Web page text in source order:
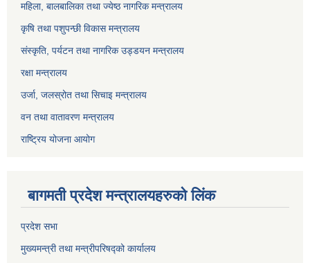
महिला, बालबालिका तथा ज्येष्ठ नागरिक मन्त्रालय
कृषि तथा पशुपन्छी विकास मन्त्रालय
संस्कृति, पर्यटन तथा नागरिक उड्डयन मन्त्रालय
रक्षा मन्त्रालय
उर्जा, जलस्रोत तथा सिचाइ मन्त्रालय
वन तथा वातावरण मन्त्रालय
राष्ट्रिय योजना आयोग
बागमती प्रदेश मन्त्रालयहरुको लिंक
प्रदेश सभा
मुख्यमन्त्री तथा मन्त्रीपरिषद्को कार्यालय